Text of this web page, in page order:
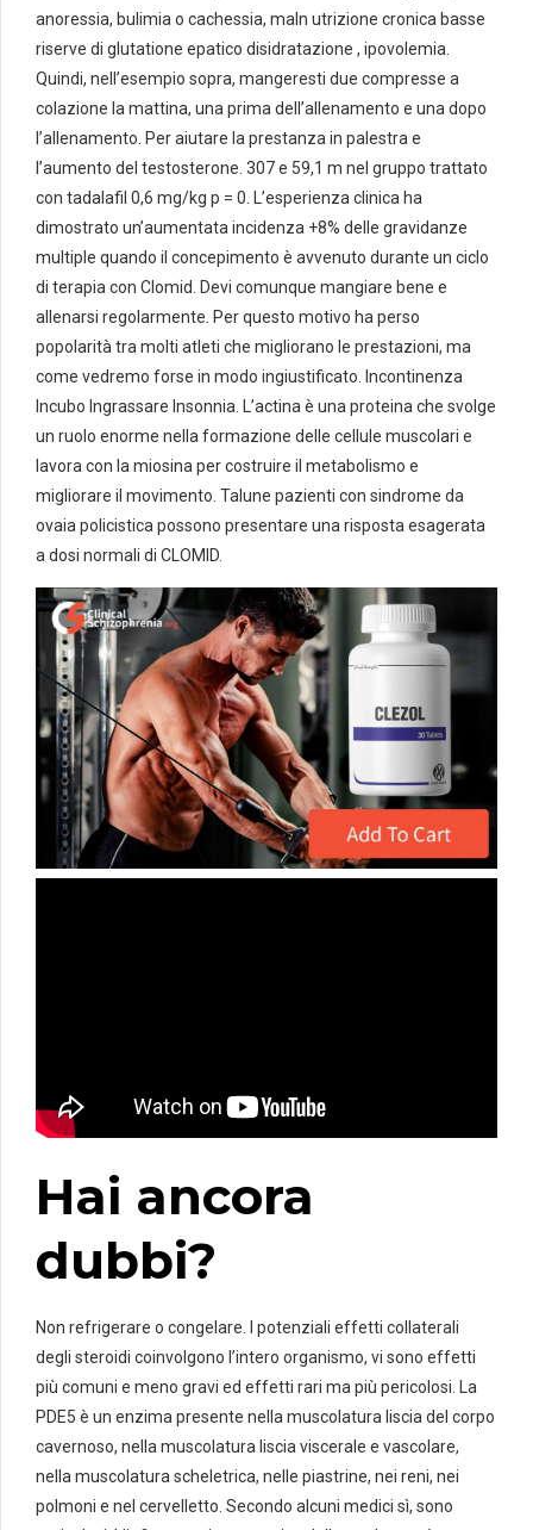
anoressia, bulimia o cachessia, maln utrizione cronica basse
riserve di glutatione epatico disidratazione , ipovolemia.
Quindi, nell’esempio sopra, mangeresti due compresse a
colazione la mattina, una prima dell’allenamento e una dopo
l’allenamento. Per aiutare la prestanza in palestra e
l’aumento del testosterone. 307 e 59,1 m nel gruppo trattato
con tadalafil 0,6 mg/kg p = 0. L’esperienza clinica ha
dimostrato un’aumentata incidenza +8% delle gravidanze
multiple quando il concepimento è avvenuto durante un ciclo
di terapia con Clomid. Devi comunque mangiare bene e
allenarsi regolarmente. Per questo motivo ha perso
popolarità tra molti atleti che migliorano le prestazioni, ma
come vedremo forse in modo ingiustificato. Incontinenza
Incubo Ingrassare Insonnia. L’actina è una proteina che svolge
un ruolo enorme nella formazione delle cellule muscolari e
lavora con la miosina per costruire il metabolismo e
migliorare il movimento. Talune pazienti con sindrome da
ovaia policistica possono presentare una risposta esagerata
a dosi normali di CLOMID.
Hai ancora
dubbi?
Non refrigerare o congelare. I potenziali effetti collaterali
degli steroidi coinvolgono l’intero organismo, vi sono effetti
più comuni e meno gravi ed effetti rari ma più pericolosi. La
PDE5 è un enzima presente nella muscolatura liscia del corpo
cavernoso, nella muscolatura liscia viscerale e vascolare,
nella muscolatura scheletrica, nelle piastrine, nei reni, nei
polmoni e nel cervelletto. Secondo alcuni medici sì, sono